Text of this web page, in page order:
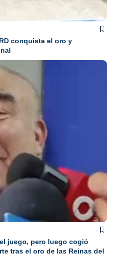
conquista el oro y
juego, pero luego cogió
tras el oro de las Reinas del